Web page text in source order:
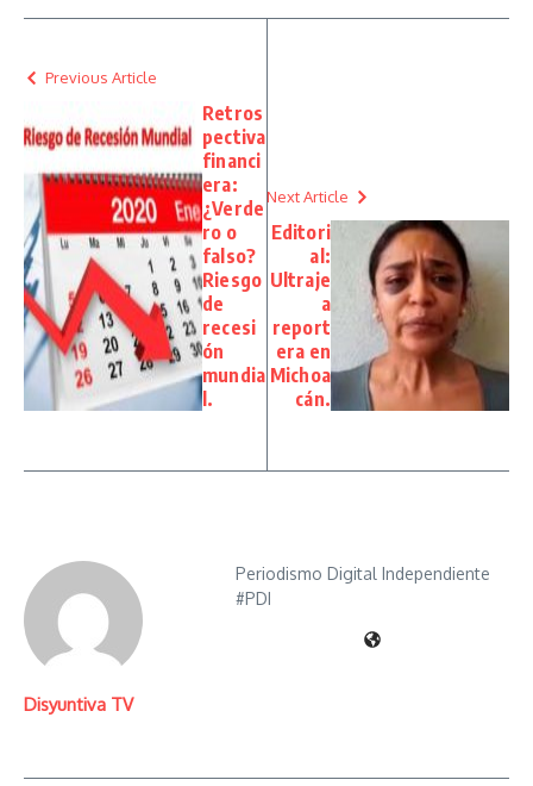
Previous Article
Retros
pectiva
financi
era:
¿Verde
ro o
falso?
Riesgo
de
recesi
ón
mundia
l.
Next Article
Editori
al:
Ultraje
a
report
era en
Michoa
cán.
Disyuntiva TV
Periodismo Digital Independiente
#PDI